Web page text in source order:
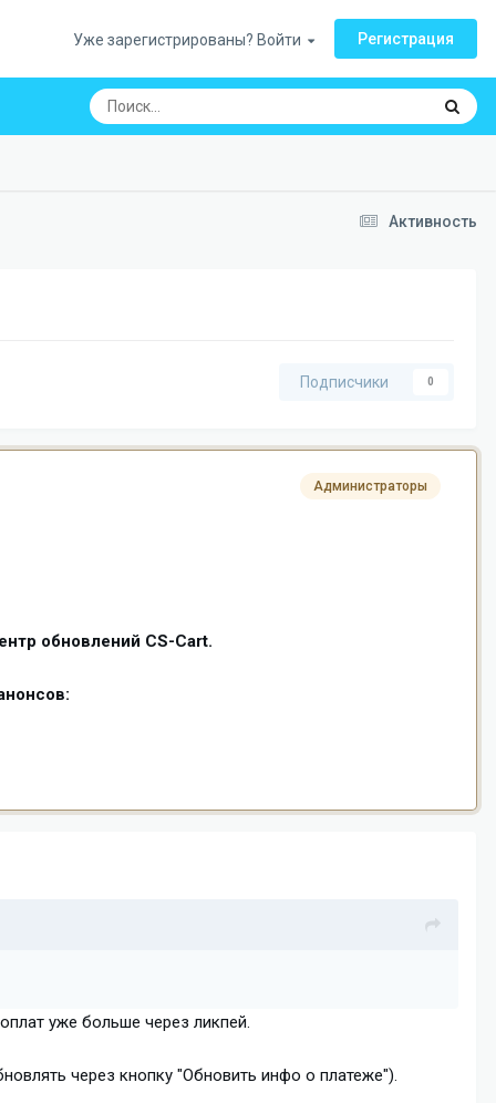
Уже зарегистрированы? Войти Регистрация
Активность
Подписчики 0
Администраторы
обновлений CS-Cart.
уже больше через ликпей.
через кнопку "Обновить инфо о платеже").